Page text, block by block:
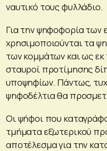
ναυτικό τους φυλλάδιο.
Για την ψηφοφορία των
χρησιμοποιούνται τα
των κομμάτων και ως εκ
σταυροί προτίμησης
υποψηφίων. Πάντως,
ψηφοδέλτια θα
Οι ψήφοι που
τμήματα εξωτερικού
αποτέλεσμα για την